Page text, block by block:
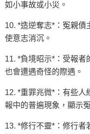
如小事故或小災。
10. *造逆奪志*：冤親債
使意志消沉。
11. *負境昭示*：受報者
也會遭遇奇怪的際遇。
12. *重罪兆微*：有些人
報中的普遍現象，顯示
13. *修行不靈*：修行者